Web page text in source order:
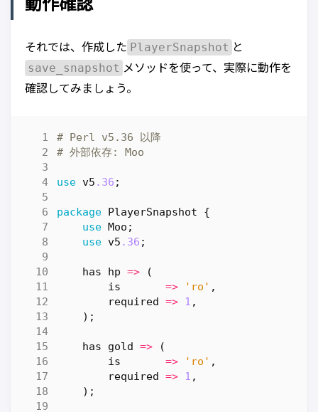
それでは、作成した PlayerSnapshot と
save_snapshot メソッドを使って、実際に動作を
確認してみましょう。
# Perl v5.36 以降
# 外部依存: Moo
use v5 .36 ;
package PlayerSnapshot
{
use Moo ;
use v5 .36 ;
has hp =>
(
is
=> 'ro' ,
required => 1 ,
);
has gold =>
(
is
=> 'ro' ,
required => 1 ,
);